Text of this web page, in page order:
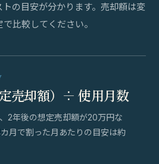
トの目安が分かります。売却額は変
比較してください。
定売却額）÷ 使用月数
2年後の想定売却額が20万円な
月で割った月あたりの目安は約